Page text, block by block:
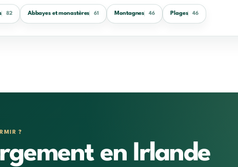
82 Abbayes et monastères 61 Montagnes 46 Plages 46
?
en Irlande